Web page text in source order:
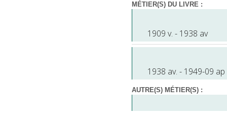
MÉTIER(S) DU LIVRE :
1909 v. - 1938 av
1938 av. - 1949-09 ap
AUTRE(S) MÉTIER(S) :